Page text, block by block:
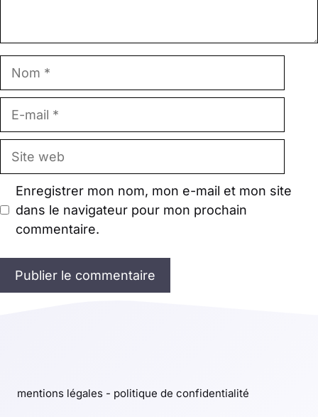
Site
Enregistrer mon nom, mon e-mail et mon site
dans le navigateur pour mon prochain
commentaire.
mentions légales - politique de confidentialité